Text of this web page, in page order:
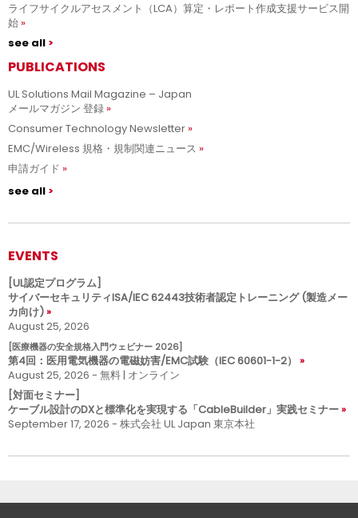
ライフサイクルアセスメント（LCA）算定・レポート作成支援サービス開
始
see all
PUBLICATIONS
UL Solutions Mail Magazine – Japan
メールマガジン 登録
Consumer Technology Newsletter
EMC/Wireless 規格・規制関連ニュース
申請ガイド
see all
EVENTS
[UL認定プログラム]
サイバーセキュリティISA/IEC 62443技術者認定トレーニング (製造メー
カ向け)
August 25, 2026
[医療機器の安全規格入門ウェビナー 2026]
第4回：医用電気機器の電磁妨害/EMC試験（IEC 60601-1-2）
August 25, 2026 - 無料 | オンライン
[対面セミナー]
ケーブル設計のDXと標準化を実現する「CableBuilder」実践セミナー
September 17, 2026 - 株式会社 UL Japan 東京本社